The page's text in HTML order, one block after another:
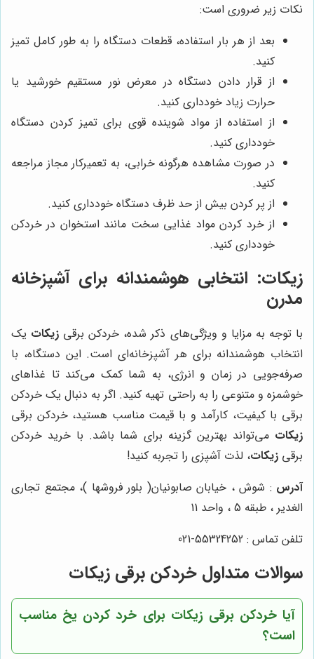
نکات زیر ضروری است:
بعد از هر بار استفاده، قطعات دستگاه را به طور کامل تمیز
کنید.
از قرار دادن دستگاه در معرض نور مستقیم خورشید یا
حرارت زیاد خودداری کنید.
از استفاده از مواد شوینده قوی برای تمیز کردن دستگاه
خودداری کنید.
در صورت مشاهده هرگونه خرابی، به تعمیرکار مجاز مراجعه
کنید.
از پر کردن بیش از حد ظرف دستگاه خودداری کنید.
از خرد کردن مواد غذایی سخت مانند استخوان در خردکن
خودداری کنید.
زیکات: انتخابی هوشمندانه برای آشپزخانه
مدرن
با توجه به مزایا و ویژگی‌های ذکر شده، خردکن برقی زیکات یک
انتخاب هوشمندانه برای هر آشپزخانه‌ای است. این دستگاه، با
صرفه‌جویی در زمان و انرژی، به شما کمک می‌کند تا غذاهای
خوشمزه و متنوعی را به راحتی تهیه کنید. اگر به دنبال یک خردکن
برقی با کیفیت، کارآمد و با قیمت مناسب هستید، خردکن برقی
زیکات می‌تواند بهترین گزینه برای شما باشد. با خرید خردکن
برقی زیکات، لذت آشپزی را تجربه کنید!
آدرس : شوش ، خیابان صابونیان( بلور فروشها )، مجتمع تجاری
الغدیر ، طبقه 5 ، واحد 11
تلفن تماس : 55324252-021
سوالات متداول خردکن برقی زیکات
آیا خردکن برقی زیکات برای خرد کردن یخ مناسب
است؟